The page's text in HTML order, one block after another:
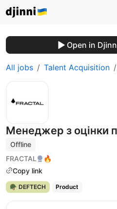
Open in
All jobs Talent Acquisition
Менеджер з оцінки
Offline
FRACTAL
🔥
Copy link
🪖 DEFTECH Product